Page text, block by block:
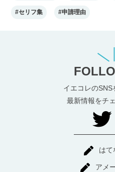
#セリフ集 #申請理由
イエコレのSNS
最新情報をチ
はて
アメ